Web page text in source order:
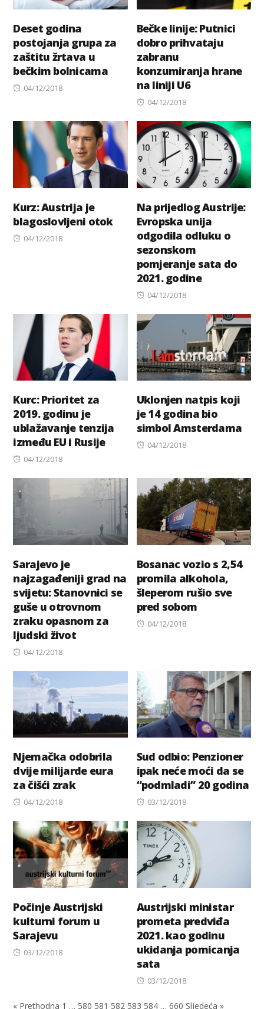
Deset godina
postojanja grupa za
zaštitu žrtava u
bečkim bolnicama
Posted
04/12/2018
Bečke linije: Putnici
dobro prihvataju
zabranu
konzumiranja hrane
na liniji U6
Posted
04/12/2018
Kurz: Austrija je
blagoslovljeni otok
Posted
04/12/2018
Na prijedlog Austrije:
Evropska unija
odgodila odluku o
sezonskom
pomjeranje sata do
2021. godine
Posted
04/12/2018
Kurc: Prioritet za
2019. godinu je
ublažavanje tenzija
između EU i Rusije
Posted
04/12/2018
Uklonjen natpis koji
je 14 godina bio
simbol Amsterdama
Posted
04/12/2018
Sarajevo je
najzagađeniji grad na
svijetu: Stanovnici se
guše u otrovnom
zraku opasnom za
ljudski život
Posted
04/12/2018
Bosanac vozio s 2,54
promila alkohola,
šleperom rušio sve
pred sobom
Posted
04/12/2018
Njemačka odobrila
dvije milijarde eura
za čišći zrak
Posted
04/12/2018
Sud odbio: Penzioner
ipak neće moći da se
“podmladi” 20 godina
Posted
03/12/2018
Počinje Austrijski
kulturni forum u
Sarajevu
Posted
03/12/2018
Austrijski ministar
prometa predviđa
2021. kao godinu
ukidanja pomicanja
sata
Posted
03/12/2018
« Prethodna 1 … 580 581 582 583 584 … 660 Sljedeća »